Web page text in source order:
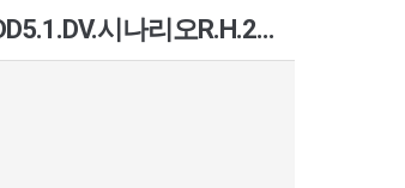
영웅본색 A.Better.Tomorrow.1986.다시보기 리뷰.iTunes.개봉-DL.DD5.1.DV.시나리오R.H.265-…